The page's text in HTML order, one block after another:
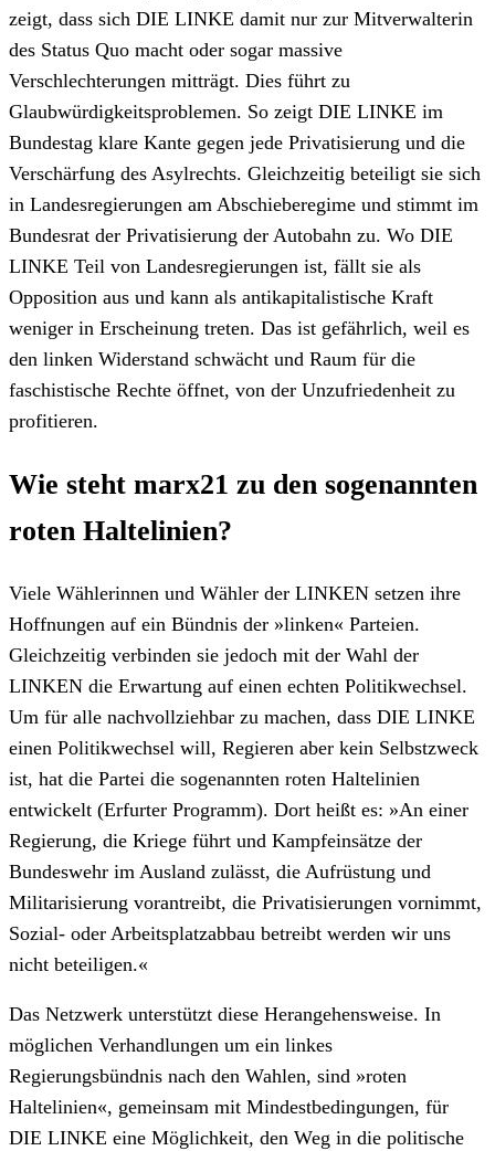
zeigt, dass sich DIE LINKE damit nur zur Mitverwalterin
des Status Quo macht oder sogar massive
Verschlechterungen mitträgt. Dies führt zu
Glaubwürdigkeitsproblemen. So zeigt DIE LINKE im
Bundestag klare Kante gegen jede Privatisierung und die
Verschärfung des Asylrechts. Gleichzeitig beteiligt sie sich
in Landesregierungen am Abschieberegime und stimmt im
Bundesrat der Privatisierung der Autobahn zu. Wo DIE
LINKE Teil von Landesregierungen ist, fällt sie als
Opposition aus und kann als antikapitalistische Kraft
weniger in Erscheinung treten. Das ist gefährlich, weil es
den linken Widerstand schwächt und Raum für die
faschistische Rechte öffnet, von der Unzufriedenheit zu
profitieren.
Wie steht marx21 zu den sogenannten
roten Haltelinien?
Viele Wählerinnen und Wähler der LINKEN setzen ihre
Hoffnungen auf ein Bündnis der »linken« Parteien.
Gleichzeitig verbinden sie jedoch mit der Wahl der
LINKEN die Erwartung auf einen echten Politikwechsel.
Um für alle nachvollziehbar zu machen, dass DIE LINKE
einen Politikwechsel will, Regieren aber kein Selbstzweck
ist, hat die Partei die sogenannten roten Haltelinien
entwickelt (Erfurter Programm). Dort heißt es: »An einer
Regierung, die Kriege führt und Kampfeinsätze der
Bundeswehr im Ausland zulässt, die Aufrüstung und
Militarisierung vorantreibt, die Privatisierungen vornimmt,
Sozial- oder Arbeitsplatzabbau betreibt werden wir uns
nicht beteiligen.«
Das Netzwerk unterstützt diese Herangehensweise. In
möglichen Verhandlungen um ein linkes
Regierungsbündnis nach den Wahlen, sind »roten
Haltelinien«, gemeinsam mit Mindestbedingungen, für
DIE LINKE eine Möglichkeit, den Weg in die politische